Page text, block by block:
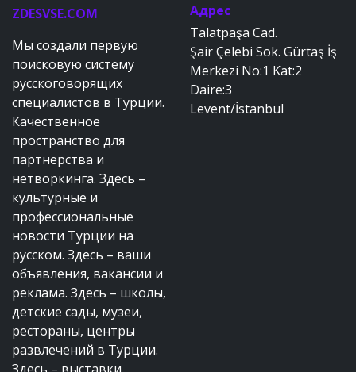
ZDESVSE.COM
Мы создали первую
поисковую систему
русскоговорящих
специалистов в Турции.
Качественное
пространство для
партнерства и
нетворкинга. Здесь –
культурные и
профессиональные
новости Турции на
русском. Здесь – ваши
объявления, вакансии и
реклама. Здесь – школы,
детские сады, музеи,
рестораны, центры
развлечений в Турции.
Адрес
Talatpaşa Cad.
Şair Çelebi Sok. Gürtaş İş
Merkezi No:1 Kat:2
Daire:3
Levent/İstanbul